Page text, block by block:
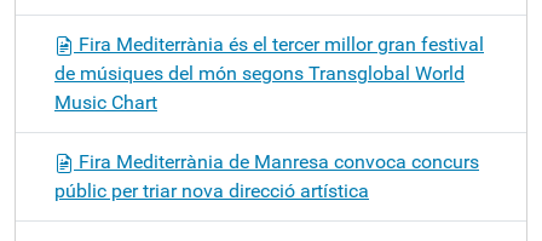
Fira Mediterrània és el tercer millor gran festival
de músiques del món segons Transglobal World
Music Chart
Fira Mediterrània de Manresa convoca concurs
públic per triar nova direcció artística